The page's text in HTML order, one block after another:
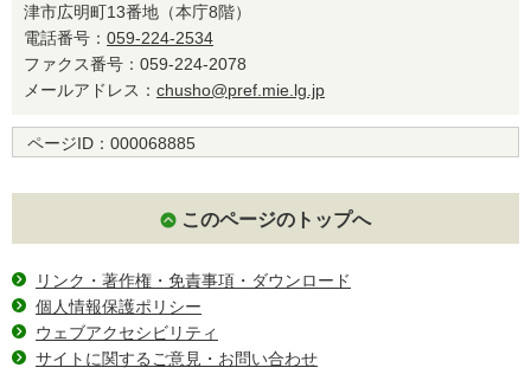
津市広明町13番地（本庁8階）
電話番号： 059-224-2534
ファクス番号：059-224-2078
メールアドレス： chusho@pref.mie.lg.jp
ページID： 000068885
このページのトップへ
リンク・著作権・免責事項・ダウンロード
個人情報保護ポリシー
ウェブアクセシビリティ
サイトに関するご意見・お問い合わせ